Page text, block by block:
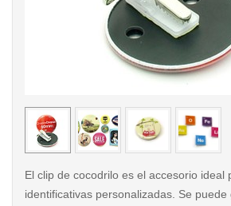
< /picture>
El clip de cocodrilo es el accesorio ideal
identificativas personalizadas. Se